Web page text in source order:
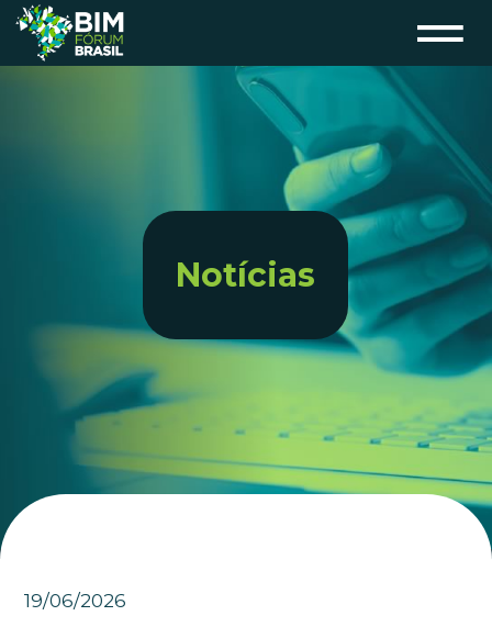
Notícias
19/06/2026